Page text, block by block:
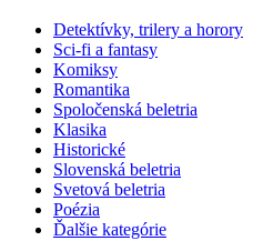
Detektívky, trilery a horory
Sci-fi a fantasy
Komiksy
Romantika
Spoločenská beletria
Klasika
Historické
Slovenská beletria
Svetová beletria
Poézia
Ďalšie kategórie